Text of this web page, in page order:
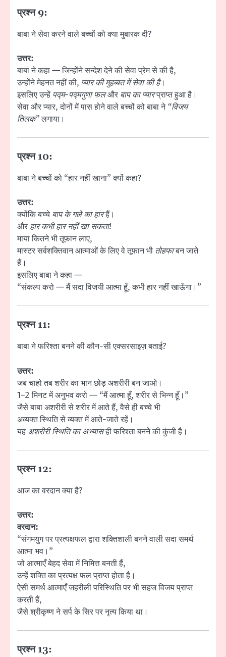
प्रश्न 9:
बाबा ने सेवा करने वाले बच्चों को क्या मुबारक दी?
उत्तर:
बाबा ने कहा — जिन्होंने सन्देश देने की सेवा प्रेम से की है,
उन्होंने मेहनत नहीं की, प्यार की मुहब्बत में सेवा की है।
इसलिए उन्हें पद्म-पद्मगुणा फलऔर बाप का प्यारप्राप्त हुआ है।
सेवा और प्यार, दोनों में पास होने वाले बच्चों को बाबा ने“विजय
तिलक”लगाया।
प्रश्न 10:
बाबा ने बच्चों को “हार नहीं खाना” क्यों कहा?
उत्तर:
क्योंकि बच्चे बाप के गले का हारहैं।
और हार कभी हार नहीं खा सकता!
माया कितने भी तूफान लाए,
मास्टर सर्वशक्तिवान आत्माओं के लिए वे तूफान भी तोहफाबन जाते
हैं।
इसलिए बाबा ने कहा —
“संकल्प करो — मैं सदा विजयी आत्मा हूँ, कभी हार नहीं खाऊँगा।”
प्रश्न 11:
बाबा ने फरिश्ता बनने की कौन-सी एक्सरसाइज़ बताई?
उत्तर:
जब चाहो तब शरीर का भान छोड़ अशरीरी बन जाओ।
1–2 मिनट में अनुभव करो — “मैं आत्मा हूँ, शरीर से भिन्न हूँ।”
जैसे बाबा अशरीरी से शरीर में आते हैं, वैसे ही बच्चे भी
अव्यक्त स्थिति से व्यक्त में आते-जाते रहें।
यह अशरीरी स्थिति का अभ्यासही फरिश्ता बनने की कुंजी है।
प्रश्न 12:
आज का वरदान क्या है?
उत्तर:
वरदान:
“संगमयुग पर प्रत्यक्षफल द्वारा शक्तिशाली बनने वाली सदा समर्थ
आत्मा भव।”
जो आत्माएँ बेहद सेवा में निमित्त बनती हैं,
उन्हें शक्ति का प्रत्यक्ष फल प्राप्त होता है।
ऐसी समर्थ आत्माएँ जहरीली परिस्थिति पर भी सहज विजय प्राप्त
करती हैं,
जैसे श्रीकृष्ण ने सर्प के सिर पर नृत्य किया था।
प्रश्न 13: